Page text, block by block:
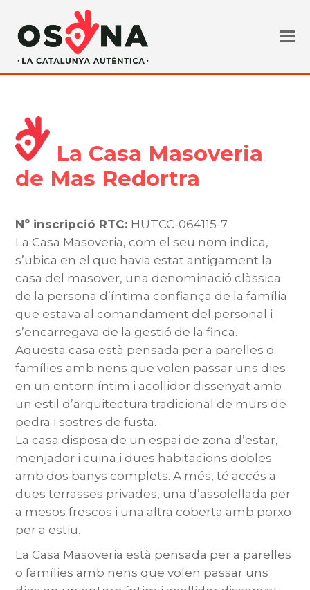
La Casa Masoveria
de Mas Redortra
Nº inscripció RTC: HUTCC-064115-7
La Casa Masoveria, com el seu nom indica,
s’ubica en el que havia estat antigament la
casa del masover, una denominació clàssica
de la persona d’íntima confiança de la família
que estava al comandament del personal i
s’encarregava de la gestió de la finca.
Aquesta casa està pensada per a parelles o
famílies amb nens que volen passar uns dies
en un entorn íntim i acollidor dissenyat amb
un estil d’arquitectura tradicional de murs de
pedra i sostres de fusta.
La casa disposa de un espai de zona d’estar,
menjador i cuina i dues habitacions dobles
amb dos banys complets. A més, té accés a
dues terrasses privades, una d’assolellada per
a mesos frescos i una altra coberta amb porxo
per a estiu.
La Casa Masoveria està pensada per a parelles
o famílies amb nens que volen passar uns